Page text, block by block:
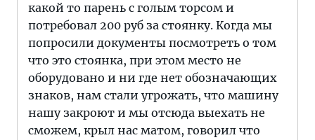
какой то парень с голым торсом и
потребовал 200 руб за стоянку. Когда мы
попросили документы посмотреть о том
что это стоянка, при этом место не
оборудовано и ни где нет обозначающих
знаков, нам стали угрожать, что машину
нашу закроют и мы отсюда выехать не
сможем, крыл нас матом, говорил что